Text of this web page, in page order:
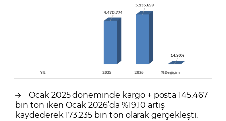
Ocak 2025 döneminde kargo + posta 145.467
bin ton iken Ocak 2026’da %19,10 artış
kaydederek 173.235 bin ton olarak gerçekleşti.